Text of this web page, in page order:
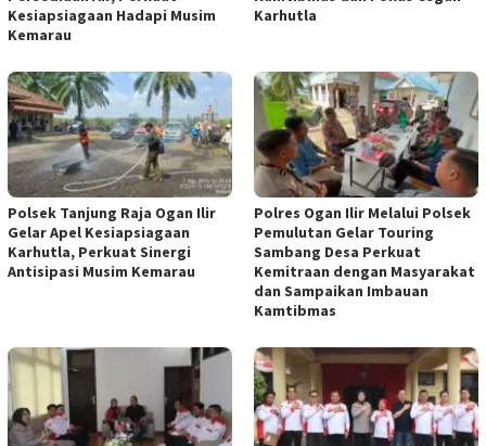
Kesiapsiagaan Hadapi Musim
Kemarau
Karhutla
Polsek Tanjung Raja Ogan Ilir
Gelar Apel Kesiapsiagaan
Karhutla, Perkuat Sinergi
Antisipasi Musim Kemarau
Polres Ogan Ilir Melalui Polsek
Pemulutan Gelar Touring
Sambang Desa Perkuat
Kemitraan dengan Masyarakat
dan Sampaikan Imbauan
Kamtibmas